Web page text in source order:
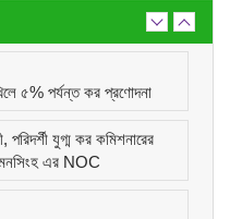
৫% পর্যন্ত কর প্রণোদনা
পরিদর্শী যুগ্ম কর কমিশনারের
এর NOC